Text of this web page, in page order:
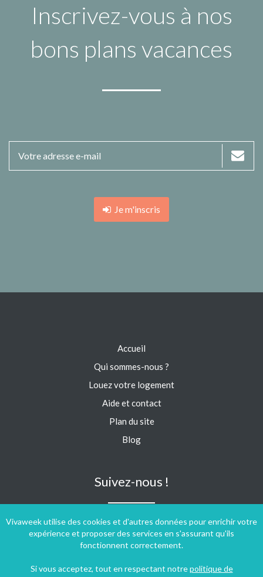
Inscrivez-vous à nos
bons plans vacances
Je m'inscris
Vivaweek utilise des cookies et d'autres données pour enrichir votre
expérience et proposer des services en s'assurant qu'ils
fonctionnent correctement.
Si vous acceptez, tout en respectant notrepolitique de
Accueil
Qui sommes-nous ?
Louez votre logement
Aide et contact
Plan du site
Blog
Suivez-nous !